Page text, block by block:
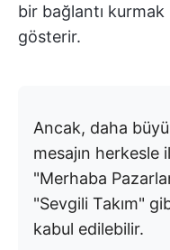
bir bağlantı kurmak
gösterir.
Ancak, daha
mesajın herkesle
"Merhaba
"Sevgili Takım"
kabul edilebilir.